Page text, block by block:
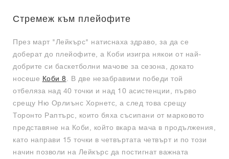
Стремеж към плейофите
През март "Лейкърс" натиснаха здраво, за да се
доберат до плейофите, а Коби изигра някои от най-
добрите си баскетболни мачове за сезона, докато
носеше Коби 8 . В две незабравими победи той
отбеляза над 40 точки и над 10 асистенции, първо
срещу Ню Орлиънс Хорнетс, а след това срещу
Торонто Раптърс, които бяха съсипани от марковото
представяне на Коби, който вкара мача в продължения,
като направи 15 точки в четвъртата четвърт и по този
начин позволи на Лейкърс да постигнат важната